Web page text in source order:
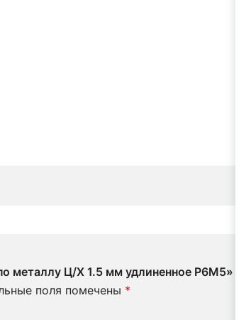
металлу Ц/Х 1.5 мм удлиненное Р6М5»
поля помечены *